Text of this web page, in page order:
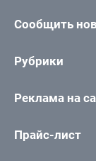
Сообщить
Рубрики
Реклама на
Прайс-лист